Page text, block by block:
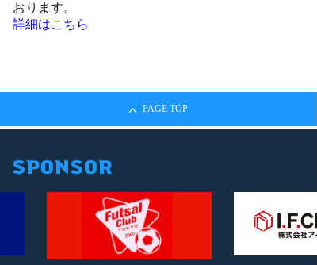
おります。
詳細はこちら
PAGE TOP